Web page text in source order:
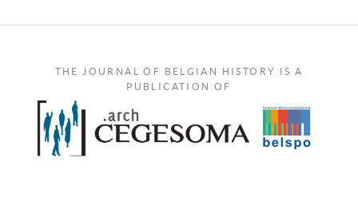
THE JOURNAL OF BELGIAN HISTORY IS A
PUBLICATION OF